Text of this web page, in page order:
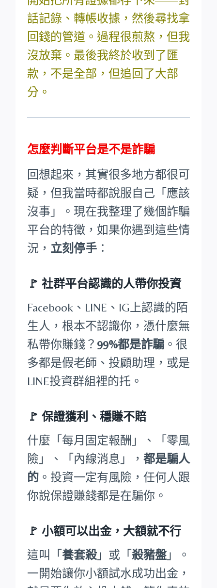
話記錄、轉帳收據，然後尋找拿
回錢的管道。過程很煎熬，但我
沒放棄。最後我終於收到了匯
款，不是全部，但追回了大部
分。
怎麼判斷平台是不是詐騙
回想起來，其實很多地方都很可
疑，但我當時都說服自己「應該
沒事」。現在我整理了幾個詐騙
平台的特徵，如果你遇到這些情
況， 立刻停手 ：
🚩 社群平台認識的人帶你投資
Facebook、LINE、IG上認識的陌
生人，根本不認識你，憑什麼無
私帶你賺錢？ 99%都是詐騙 。很
多都是假老師、投顧助理，或是
LINE投資群組裡的托。
🚩 保證獲利、穩賺不賠
什麼「每月固定報酬」、「零風
險」、「內線消息」， 都是騙人
的 。投資一定有風險，任何人跟
你說保證賺錢都是在騙你。
🚩 小額可以出金，大額就不行
這叫「 養套殺」或「 殺豬盤 」。
一開始讓你小額試水成功出金，